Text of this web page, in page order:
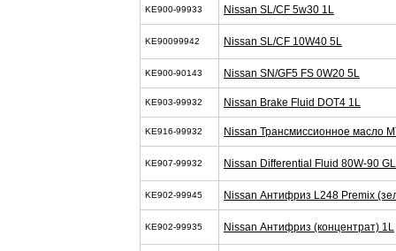
KE900-99933 Nissan SL/CF 5w30 1L
KE90099942 Nissan SL/CF 10W40 5L
KE900-90143 Nissan SN/GF5 FS 0W20 5L
KE903-99932 Nissan Brake Fluid DOT4 1L
KE916-99932 Nissan Трансмиссионное масло
KE907-99932 Nissan Differential Fluid 80W-90
KE902-99945 Nissan Антифриз L248 Premix
KE902-99935 Nissan Антифриз (концентрат) 1L